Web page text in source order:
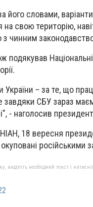
його словами,
на свою територію,
з чинним
подякував
України – за те, що
завдяки СБУ зараз
- наголосив
18 вересня
російськими
виділіть необхідний текст і